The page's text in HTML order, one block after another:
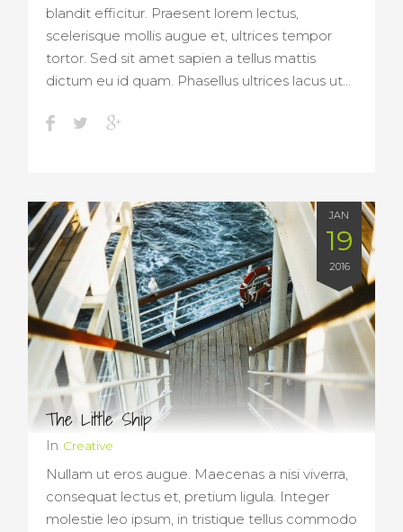
blandit efficitur. Praesent lorem lectus,
scelerisque mollis augue et, ultrices tempor
tortor. Sed sit amet sapien a tellus mattis
dictum eu id quam. Phasellus ultrices lacus ut…
JAN
19
2016
The Little Ship
In Creative
Nullam ut eros augue. Maecenas a nisi viverra,
consequat lectus et, pretium ligula. Integer
molestie leo ipsum, in tristique tellus commodo